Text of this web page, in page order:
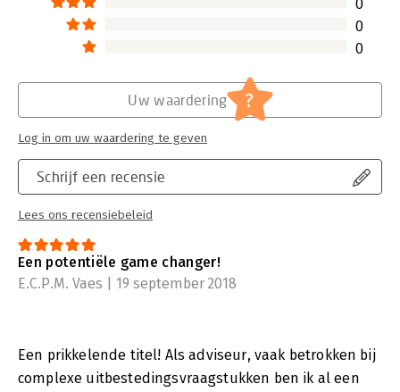
verkoopt ten behoeve van technologie implementaties (SAP,
Salesforce.com, etc.) op basis van spullen van technology
vendors? En hoe kan je zoiets nu objectief meten?
0
0
0
Schrijf een recensie
Lees ons recensiebeleid
Uw waardering ?
Log in om uw waardering te geven
Een potentiële game changer!
E.C.P.M. Vaes | 19 september 2018
Een prikkelende titel! Als adviseur, vaak betrokken bij
complexe uitbestedingsvraagstukken ben ik al een